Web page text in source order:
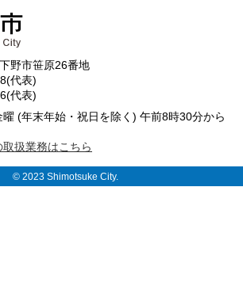
野市笹原26番地
代表)
代表)
(年末年始・祝日を除く) 午前8時30分から
扱業務はこちら
© 2023 Shimotsuke City.